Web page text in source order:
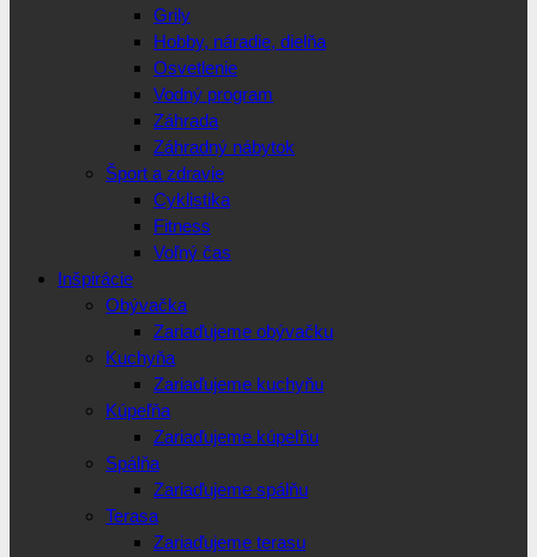
Grily
Hobby, náradie, dielňa
Osvetlenie
Vodný program
Záhrada
Záhradný nábytok
Šport a zdravie
Cyklistika
Fitness
Voľný čas
Inšpirácie
Obývačka
Zariaďujeme obývačku
Kuchyňa
Zariaďujeme kuchyňu
Kúpeľňa
Zariaďujeme kúpeľňu
Spálňa
Zariaďujeme spálňu
Terasa
Zariaďujeme terasu